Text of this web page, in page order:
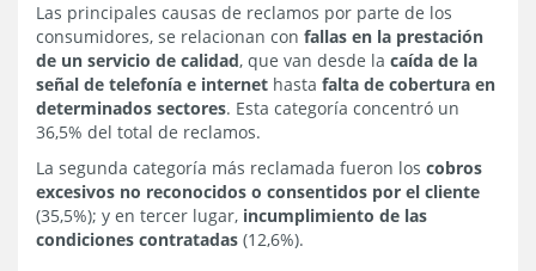
Las principales causas de reclamos por parte de los
consumidores, se relacionan con fallas en la prestación
de un servicio de calidad, que van desde la caída de la
señal de telefonía e internet hasta falta de cobertura en
determinados sectores. Esta categoría concentró un
36,5% del total de reclamos.
La segunda categoría más reclamada fueron los cobros
excesivos no reconocidos o consentidos por el cliente
(35,5%); y en tercer lugar, incumplimiento de las
condiciones contratadas (12,6%).